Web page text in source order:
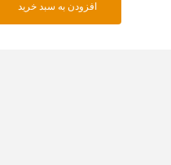
افزودن به سبد خرید